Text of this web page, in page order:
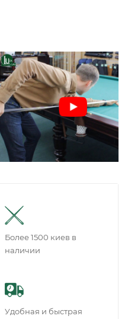
Более 1500 киев в
наличии
Удобная и быстрая